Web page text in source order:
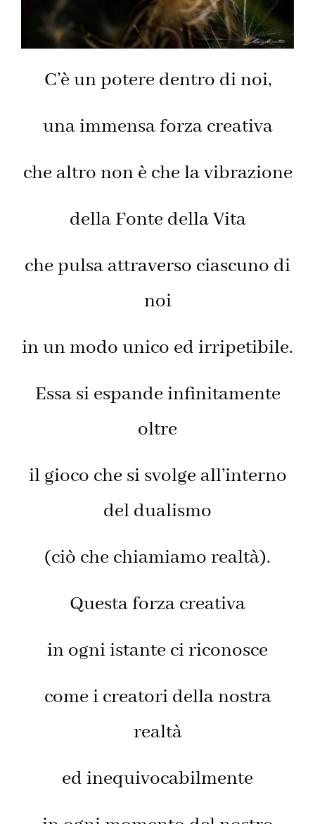
C’è un potere dentro di noi,
una immensa forza creativa
che altro non è che la vibrazione
della Fonte della Vita
che pulsa attraverso ciascuno di
noi
in un modo unico ed irripetibile.
Essa si espande infinitamente
oltre
il gioco che si svolge all’interno
del dualismo
(ciò che chiamiamo realtà).
Questa forza creativa
in ogni istante ci riconosce
come i creatori della nostra
realtà
ed inequivocabilmente